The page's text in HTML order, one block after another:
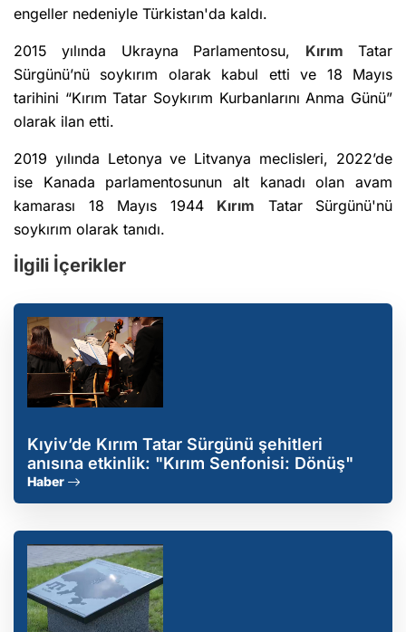
engeller nedeniyle Türkistan'da kaldı.
2015 yılında Ukrayna Parlamentosu, Kırım Tatar
Sürgünü’nü soykırım olarak kabul etti ve 18 Mayıs
tarihini “Kırım Tatar Soykırım Kurbanlarını Anma Günü”
olarak ilan etti.
2019 yılında Letonya ve Litvanya meclisleri, 2022’de
ise Kanada parlamentosunun alt kanadı olan avam
kamarası 18 Mayıs 1944 Kırım Tatar Sürgünü'nü
soykırım olarak tanıdı.
İlgili İçerikler
Kıyiv’de Kırım Tatar Sürgünü şehitleri
anısına etkinlik: "Kırım Senfonisi: Dönüş"
Haber